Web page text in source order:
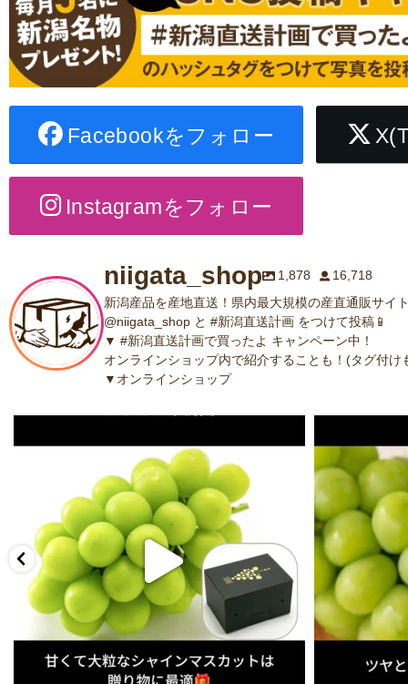
Facebookをフォロー
Instagramをフォロー
niigata_shop 1,878
16,718
新潟産品を産地直送！県内最大規模の産直通販サイ
@niigata_shop と #新潟直送計画 をつけて投稿📱
▼ #新潟直送計画で買ったよ キャンペーン中！
オンラインショップ内で紹介することも！(タグ付け
▼オンラインショップ